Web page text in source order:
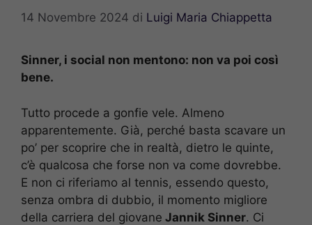
14 Novembre 2024 di Luigi Maria Chiappetta
Sinner, i social non mentono: non va poi così
bene.
Tutto procede a gonfie vele. Almeno
apparentemente. Già, perché basta scavare un
po’ per scoprire che in realtà, dietro le quinte,
c’è qualcosa che forse non va come dovrebbe.
E non ci riferiamo al tennis, essendo questo,
senza ombra di dubbio, il momento migliore
della carriera del giovane Jannik Sinner. Ci